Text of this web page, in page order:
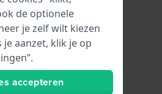
de optionele
je zelf wilt kiezen
je aanzet, klik je op
accepteren